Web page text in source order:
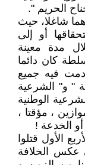
الحريم ".
شاغلا، حيث
أو إلى
مدة معينة
كان دائما
فيه جميع
" و" الشرعية
الوطنية
، مؤقتا ،
الخدعة !
الأول قتلوا
عكس الخلافة